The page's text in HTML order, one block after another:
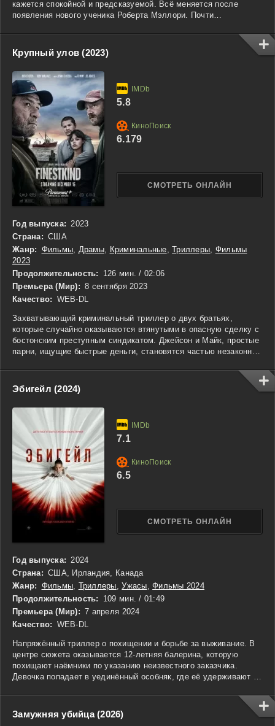
кажется спокойной и предсказуемой. Всё меняется после
появления нового ученика Роберта Мэллори. Почти
заставляя подростков по-новому взглянуть на происходящее
вокруг. Атмосфера недоверия и тревоги усиливается с каждым
днём, а привычный мир героев постепенно превращается в
опасный лабиринт тайн, где любой может оказаться не тем, кем
кажется.
Крупный улов (2023)
Год выпуска: 2023
Страна: США
Жанр: Фильмы Драмы, Криминальные ,Триллеры Фильмы
2023
Продолжительность:
126 мин. / 02:06
Премьера (Мир): 8 сентября 2023
Качество: WEB-DL
Захватывающий криминальный триллер о двух братьях,
которые случайно оказываются втянутыми в опасную сделку с
бостонским преступным синдикатом. Джейсон и Майк, простые
парни, ищущие быстрые деньги, становятся частью незаконной
превращается в кошмар, когда сделка выходит из-под
контроля, и им приходится сталкиваться с жестокими
последствиями. В поисках выхода из смертельной игры,
братья начинают распутывать клубок лжи и предательства,
попутно пытаясь избежать мести со стороны влиятельных
преступников. Борьба за выживание и доверие между братьями
ставит их на грань, где каждое решение может стоить им
жизни.
СМОТРЕТЬ ОНЛАЙН
5.8
6.179
Эбигейл (2024)
Год выпуска: 2024
Страна: США, Ирландия, Канада
Жанр: Фильмы Триллеры ,Ужасы ,Фильмы 2024
Продолжительность:
109 мин. / 01:49
Премьера (Мир): 7 апреля 2024
Качество: WEB-DL
Напряжённый триллер о похищении и борьбе за выживание. В
центре сюжета оказывается 12-летняя балерина, которую
похищают наёмники по указанию неизвестного заказчика.
Девочка попадает в уединённый особняк, где её удерживают в
всё под контролем, но внезапно начинается череда
таинственных исчезновений. Постепенно каждый из них
оказывается в ловушке, и страх овладевает оставшимися
СМОТРЕТЬ ОНЛАЙН
7.1
6.5
Замужняя убийца (2026)